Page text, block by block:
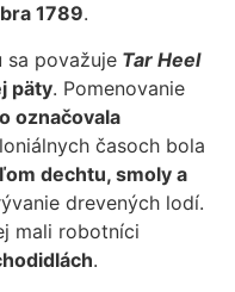
1789.
sa považuje Tar Heel
päty. Pomenovanie
označovala
časoch bola
dechtu, smoly a
drevených lodí.
mali robotníci
.